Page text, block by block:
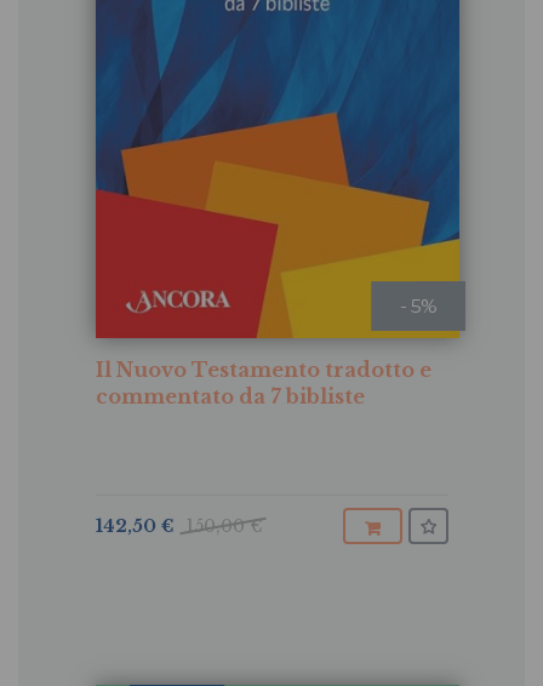
- 5%
Il Nuovo Testamento tradotto e
commentato da 7 bibliste
150,00 €
142,50 €